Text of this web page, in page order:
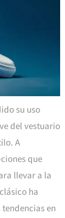
su uso
del vestuario
A
que
llevar a la
ha
en